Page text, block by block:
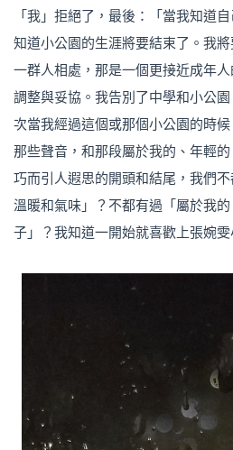
「我」拒絕了，最後：「當我知道
知道小公園的生涯將要結束了。我
一群人相處，那是一個更接近成年
調整與妥協。我告別了中學和小公
次當我經過這個或那個小公園的時
那些聲音，和那段屬於我的、年輕
巧而引人遐思的開頭和結尾，我們
溫暖和氣味」？不都有過「屬於我
子」？我知道一開始就喜歡上張婉雯